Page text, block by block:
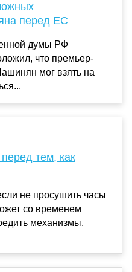
перед ЕС
думы РФ
что премьер-
мог взять на
тем, как
не просушить часы
со временем
механизмы.